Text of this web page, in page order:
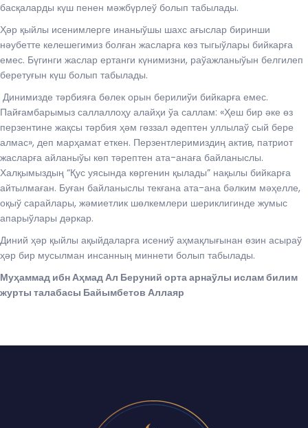
басқаларды күш пенен мәжбүрлеў болып табылады.
Ҳәр қыйлы исенимлерге инаныўшы шахс ағыслар биринши
нәубетте келешегимиз болған жасларға көз тыгыўлары бийкарға
емес. Бүгинги жаслар ертанги күнимизни, раўажланыўын белгилеп
беретуғын күш болып табылады.
Динимизде тәрбияға бөлек орын берилиўи бийкарға емес.
Пайғамбарымыз саллаллоҳу алайҳи ўа саллам: «Ҳеш бир әке өз
перзентине жақсы тәрбия ҳәм гөззал әдептен уллылаў сый бере
алмас», деп марҳамат еткен. Перзентлеримиздиң актив, патриот
жасларға айланыўы көп тәрептен ата-анаға байланыслы.
Халқымыздың “Қус уясында көргенин қылады” нақылы бийкарға
айтылмаған. Буған байланыслы текғана ата-ана бәлким мәҳелле,
оқыў сарайлары, жәмиетлик шөлкемлери шериклигинде жумыс
апарыўлары дәркар.
Диний ҳәр қыйлы ақыйдаларға исениў аҳмақлығынан өзин асыраў
ҳәр бир мусылман инсанның миннети болып табылады.
Муҳаммад ибн Аҳмад Ал Беруний орта арнаўлы ислам билим
журты талабасы Байымбетов Аллаяр